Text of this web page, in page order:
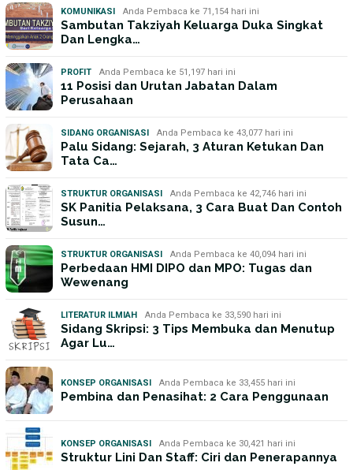
KOMUNIKASI Anda Pembaca ke 71,154 hari ini
Sambutan Takziyah Keluarga Duka Singkat
Dan Lengka…
PROFIT Anda Pembaca ke 51,197 hari ini
11 Posisi dan Urutan Jabatan Dalam
Perusahaan
SIDANG ORGANISASI Anda Pembaca ke 43,077 hari ini
Palu Sidang: Sejarah, 3 Aturan Ketukan Dan
Tata Ca…
STRUKTUR ORGANISASI Anda Pembaca ke 42,746 hari ini
SK Panitia Pelaksana, 3 Cara Buat Dan Contoh
Susun…
STRUKTUR ORGANISASI Anda Pembaca ke 40,094 hari ini
Perbedaan HMI DIPO dan MPO: Tugas dan
Wewenang
LITERATUR ILMIAH Anda Pembaca ke 33,590 hari ini
Sidang Skripsi: 3 Tips Membuka dan Menutup
Agar Lu…
KONSEP ORGANISASI Anda Pembaca ke 33,455 hari ini
Pembina dan Penasihat: 2 Cara Penggunaan
KONSEP ORGANISASI Anda Pembaca ke 30,421 hari ini
Struktur Lini Dan Staff: Ciri dan Penerapannya